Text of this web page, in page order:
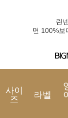
린
면 100%보
사이
즈
라벨